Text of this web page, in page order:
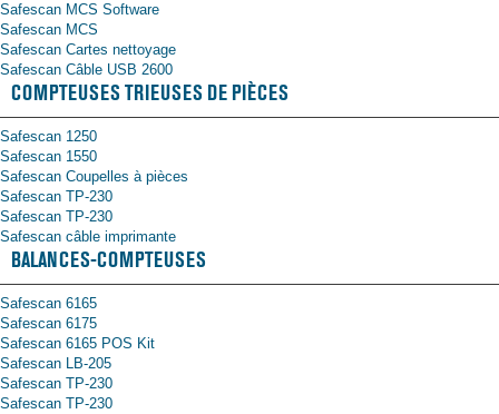
Safescan MCS Software
Safescan MCS
Safescan Cartes nettoyage
Safescan Câble USB 2600
COMPTEUSES TRIEUSES DE PIÈCES
Safescan 1250
Safescan 1550
Safescan Coupelles à pièces
Safescan TP-230
Safescan TP-230
Safescan câble imprimante
BALANCES-COMPTEUSES
Safescan 6165
Safescan 6175
Safescan 6165 POS Kit
Safescan LB-205
Safescan TP-230
Safescan TP-230